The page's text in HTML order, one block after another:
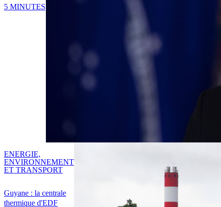
5 MINUTES
Guyane : la centrale
thermique d'EDF
ENERGIE,
ENVIRONNEMENT
ET TRANSPORT